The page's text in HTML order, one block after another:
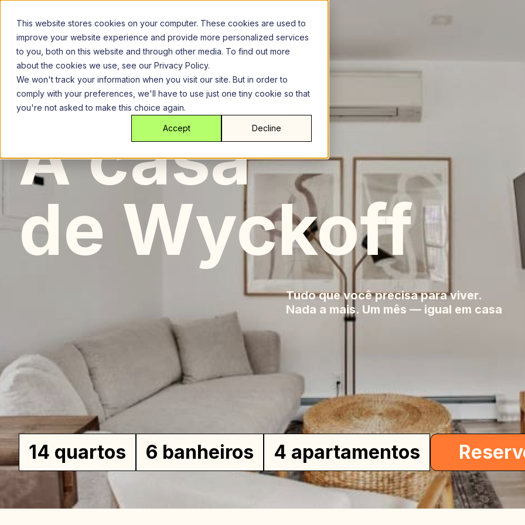
This website stores cookies on your computer. These cookies are used to
improve your website experience and provide more personalized services
to you, both on this website and through other media. To find out more
about the cookies we use, see our Privacy Policy.
We won't track your information when you visit our site. But in order to
comply with your preferences, we'll have to use just one tiny cookie so that
you're not asked to make this choice again.
Accept Decline
Ir
conteúdo
Brooklyn New York Cidade
A
casa
de
A casa
de Wyckoff
Tudo que você precisa para viver.
Nada a mais. Um mês — igual em casa
14 quartos 6 banheiros 4 apartamentos